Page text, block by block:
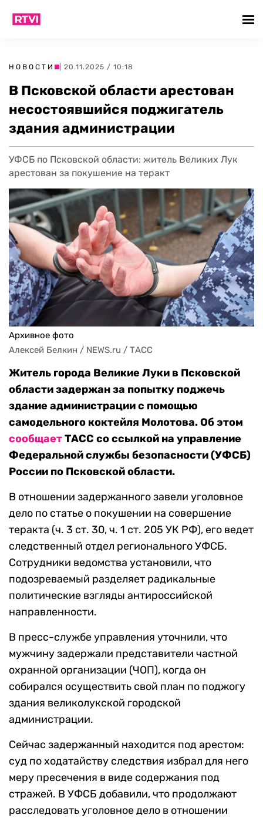
НОВОСТИ | 20.11.2025 / 10:18
В Псковской области арестован
несостоявшийся поджигатель
здания администрации
УФСБ по Псковской области: житель Великих Лук
арестован за покушение на теракт
Архивное фото
Алексей Белкин / NEWS.ru / ТАСС
Житель города Великие Луки в Псковской
области задержан за попытку поджечь
здание администрации с помощью
самодельного коктейля Молотова. Об этом
сообщаетТАСС со ссылкой на управление
Федеральной службы безопасности (УФСБ)
России по Псковской области.
В отношении задержанного завели уголовное
дело по статье о покушении на совершение
теракта (ч. 3 ст. 30, ч. 1 ст. 205 УК РФ), его ведет
следственный отдел регионального УФСБ.
Сотрудники ведомства установили, что
подозреваемый разделяет радикальные
политические взгляды антироссийской
направленности.
В пресс-службе управления уточнили, что
мужчину задержали представители частной
охранной организации (ЧОП), когда он
собирался осуществить свой план по поджогу
здания великолукской городской
администрации.
Сейчас задержанный находится под арестом:
суд по ходатайству следствия избрал для него
меру пресечения в виде содержания под
стражей. В УФСБ добавили, что продолжают
расследовать уголовное дело в отношении